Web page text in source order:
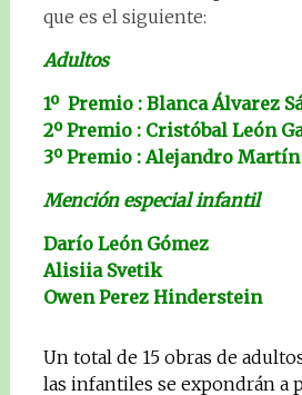
que es el siguiente:
Adultos
1º Premio : Blanca Álvarez
2º Premio : Cristóbal León
3º Premio : Alejandro
Mención especial infantil
Darío León Gómez
Alisiia Svetik
Owen Perez Hinderstein
Un total de 15 obras de
las infantiles se expondrán a